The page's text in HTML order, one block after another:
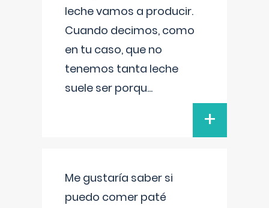
leche vamos a producir.
Cuando decimos, como
en tu caso, que no
tenemos tanta leche
suele ser porqu...
+
Me gustaría saber si
puedo comer paté